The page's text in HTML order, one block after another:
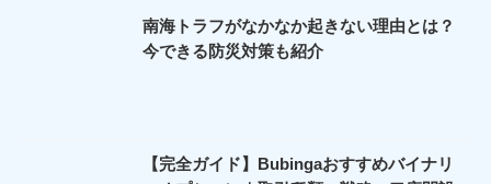
南海トラフがなかなか起きない理由とは？
今できる防災対策も紹介
【完全ガイド】Bubingaおすすめバイナリ